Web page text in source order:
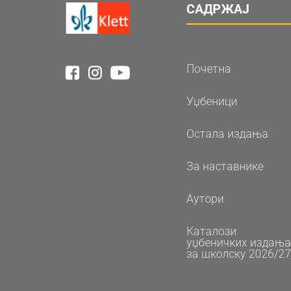
САДРЖАЈ
Почетна
Уџбеници
Остала издања
За наставнике
Аутори
Каталози
уџбеничких издања
за школску 2026/27.